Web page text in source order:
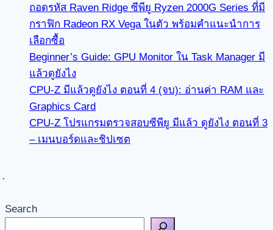
ถอดรหัส Raven Ridge ซีพียู Ryzen 2000G Series ที่มี
กราฟิก Radeon RX Vega ในตัว พร้อมคำแนะนำการ
เลือกซื้อ
Beginner’s Guide: GPU Monitor ใน Task Manager มี
แล้วดูยังไง
CPU-Z มีแล้วดูยังไง ตอนที่ 4 (จบ): อ่านค่า RAM และ
Graphics Card
CPU-Z โปรแกรมตรวจสอบซีพียู มีแล้ว ดูยังไง ตอนที่ 3
– เมนบอร์ดและชิปเซต
Search